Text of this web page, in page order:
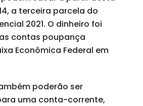
a terceira parcela do
2021. O dinheiro foi
contas poupança
Econômica Federal em
poderão ser
uma conta-corrente,